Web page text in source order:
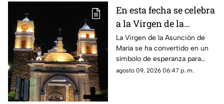
En esta fecha se celebra
a la Virgen de la
Asunción de María en
Morelos
La Virgen de la Asunción de
María se ha convertido en un
símbolo de esperanza para
miles de creyentes.
agosto 09, 2026 06:47 p. m.